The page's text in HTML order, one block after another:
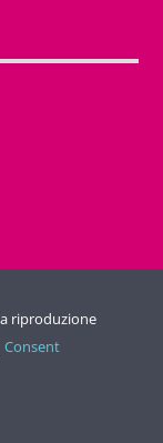
riproduzione
Consent